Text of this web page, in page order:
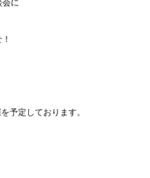
予定しております。